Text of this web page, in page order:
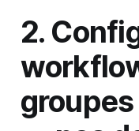
2.
groupes